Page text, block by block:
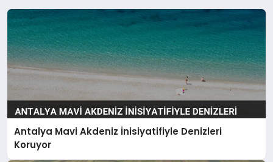
Antalya Mavi Akdeniz İnisiyatifiyle Denizleri
Koruyor